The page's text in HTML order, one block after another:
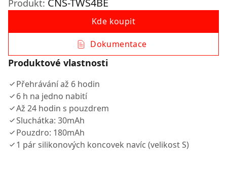
Produkt: CNS-TWS4BE
Kde koupit
Dokumentace
Produktové vlastnosti
Přehrávání až 6 hodin
6 h na jedno nabití
Až 24 hodin s pouzdrem
Sluchátka: 30mAh
Pouzdro: 180mAh
1 pár silikonových koncovek navíc (velikost S)